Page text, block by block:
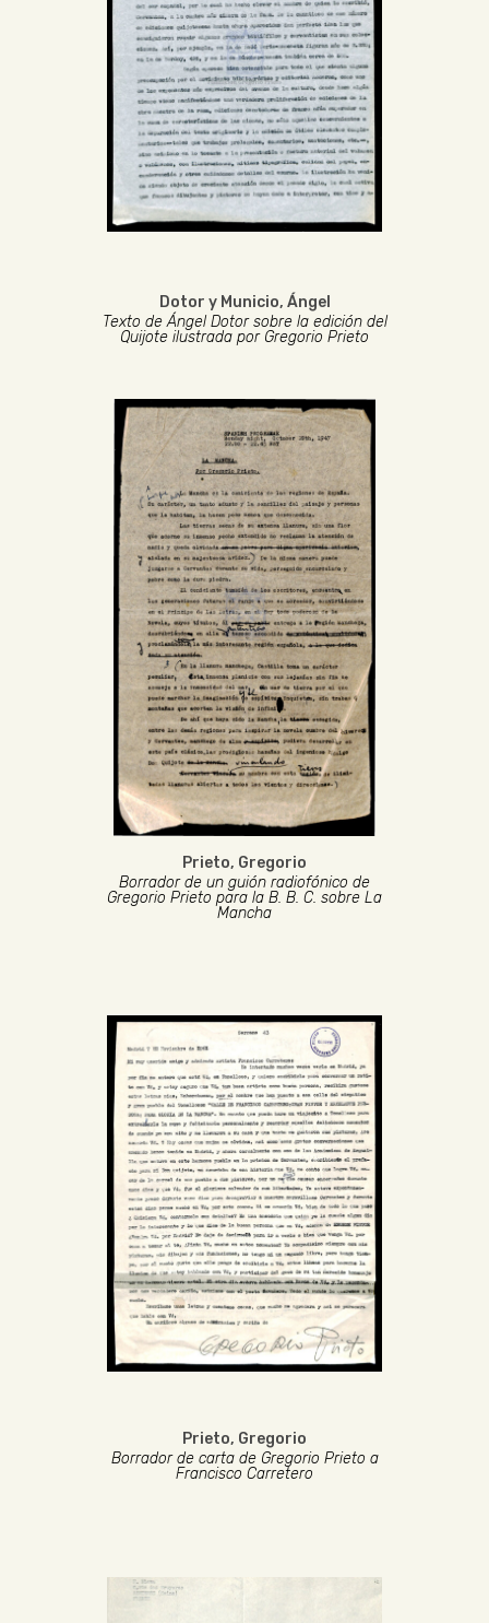
Dotor y Municio, Ángel
Texto de Ángel Dotor sobre la edición del
Quijote ilustrada por Gregorio Prieto
Prieto, Gregorio
Borrador de un guión radiofónico de
Gregorio Prieto para la B. B. C. sobre La
Mancha
Prieto, Gregorio
Borrador de carta de Gregorio Prieto a
Francisco Carretero